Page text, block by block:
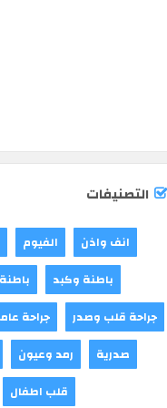
التصنيفات
الفيوم
انف واذن
باطنة وكبد
جراحة
جراحة قلب وصدر
رمد وعيون
صدرية
قلب اطفال